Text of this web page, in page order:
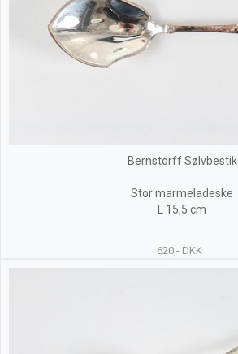
Bernstorff Sølvbestik
Stor marmeladeske
L 15,5 cm
620,- DKK